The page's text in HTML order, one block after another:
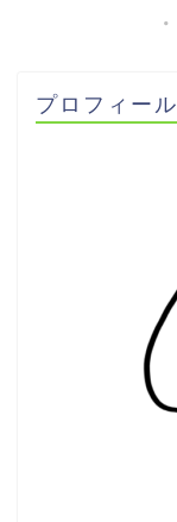
プロフィール